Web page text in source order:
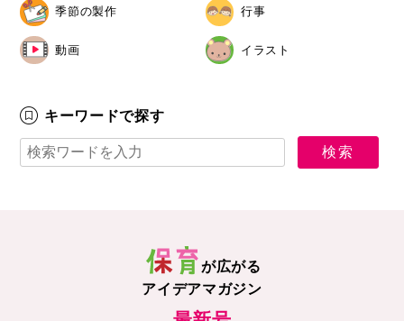
季節の製作 行事
動画 イラスト
キーワードで探す
が広がる
アイデアマガジン